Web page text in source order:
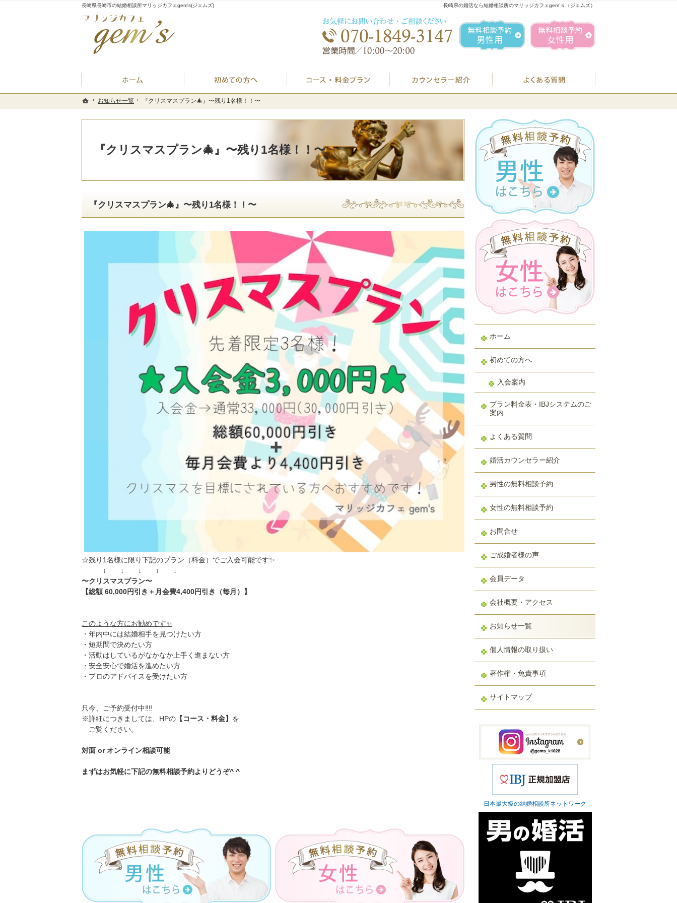
ホーム
お知らせ一覧 『クリスマスプラン🎄』〜残り1名様！！〜
『クリスマスプラン🎄』〜残り1名様！！〜
長崎県の婚活なら結婚相談所のマリッジカフェgem’ｓ（ジェムズ）
長崎県長崎市の結婚相談所マリッジカフェgem's(ジェムズ)
『クリスマスプラン🎄』〜残り1名様！！〜
☆残り1名様に限り下記のプラン（料金）でご入会可能です✨
↓ ↓ ↓ ↓ ↓
〜クリスマスプラン〜
【総額 60,000円引き＋月会費4,400円引き（毎月）】
このような方にお勧めです✨
・年内中には結婚相手を見つけたい方
・短期間で決めたい方
・活動はしているがなかなか上手く進まない方
・安全安心で婚活を進めたい方
・プロのアドバイスを受けたい方
只今、ご予約受付中‼️‼️
※詳細につきましては、HPの 【コース・料金】 を
ご覧ください。
対面 or オンライン相談可能
まずはお気軽に下記の無料相談予約よりどうぞ^ ^
ホーム
初めての方へ
入会案内
プラン料金表・IBJシステムのご
案内
よくある質問
婚活カウンセラー紹介
男性の無料相談予約
女性の無料相談予約
お問合せ
ご成婚者様の声
会員データ
会社概要・アクセス
お知らせ一覧
個人情報の取り扱い
著作権・免責事項
サイトマップ
日本最大級の結婚相談所ネットワーク
070-1849-3147
無料相談予約男性用
ホーム
お知らせ一覧 『クリスマスプラン🎄』〜残り1名様！！〜